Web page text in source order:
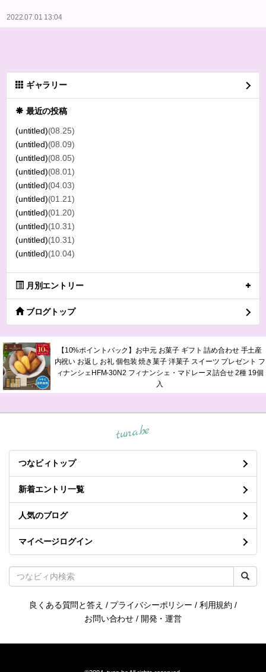
2022.07.01 13:04
ギャラリー
最近の投稿
(untitled)(08.25)
(untitled)(08.09)
(untitled)(08.05)
(untitled)(08.01)
(untitled)(04.03)
(untitled)(01.21)
(untitled)(01.20)
(untitled)(10.31)
(untitled)(10.31)
(untitled)(10.04)
月別エントリー
ブログトップ
【10%ポイントバック】お中元 お菓子 ギフト 詰め合わせ 手土産
内祝い お返し お礼 個包装 焼き菓子 洋菓子 スイーツ プレゼント フ
ィナンシェHFM-30N2 フィナンシェ・マドレーヌ詰合せ 2種 19個
入
tuna.be
つなビィトップ
新着エントリ一覧
人気のブログ
マイページログイン
良くある質問と答え / プライバシーポリシー / 利用規約 /
お問い合わせ / 開発・運営